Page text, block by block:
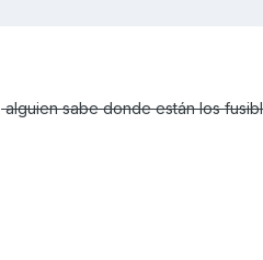
alguien sabe donde están los